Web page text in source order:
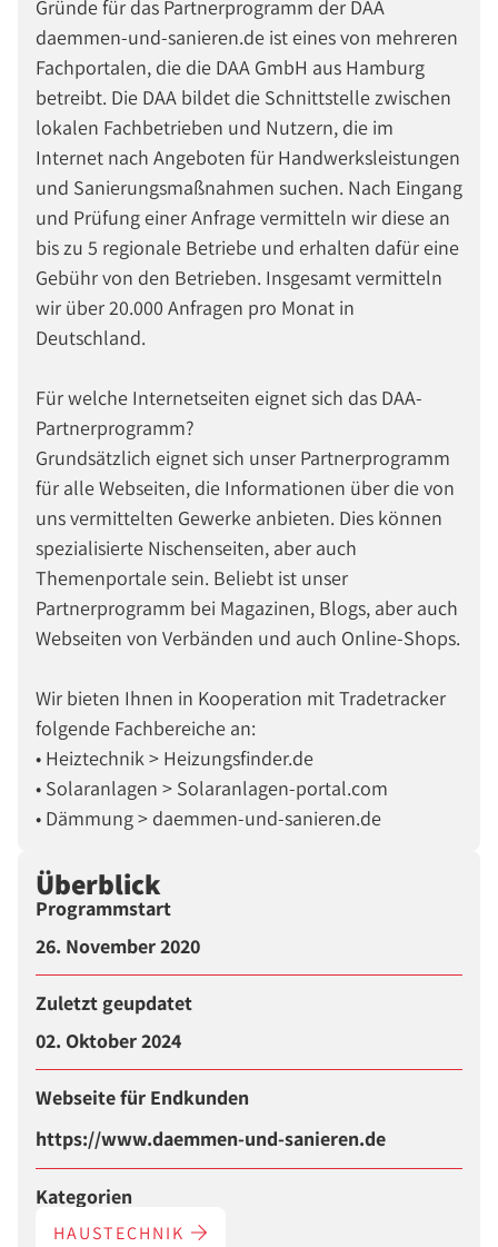
Gründe für das Partnerprogramm der DAA
daemmen-und-sanieren.de ist eines von mehreren
Fachportalen, die die DAA GmbH aus Hamburg
betreibt. Die DAA bildet die Schnittstelle zwischen
lokalen Fachbetrieben und Nutzern, die im
Internet nach Angeboten für Handwerksleistungen
und Sanierungsmaßnahmen suchen. Nach Eingang
und Prüfung einer Anfrage vermitteln wir diese an
bis zu 5 regionale Betriebe und erhalten dafür eine
Gebühr von den Betrieben. Insgesamt vermitteln
wir über 20.000 Anfragen pro Monat in
Deutschland.
Für welche Internetseiten eignet sich das DAA-
Partnerprogramm?
Grundsätzlich eignet sich unser Partnerprogramm
für alle Webseiten, die Informationen über die von
uns vermittelten Gewerke anbieten. Dies können
spezialisierte Nischenseiten, aber auch
Themenportale sein. Beliebt ist unser
Partnerprogramm bei Magazinen, Blogs, aber auch
Webseiten von Verbänden und auch Online-Shops.
Wir bieten Ihnen in Kooperation mit Tradetracker
folgende Fachbereiche an:
• Heiztechnik > Heizungsfinder.de
• Solaranlagen > Solaranlagen-portal.com
• Dämmung > daemmen-und-sanieren.de
Überblick
Programmstart
26. November 2020
Zuletzt geupdatet
02. Oktober 2024
Webseite für Endkunden
https://www.daemmen-und-sanieren.de
Kategorien
HAUSTECHNIK